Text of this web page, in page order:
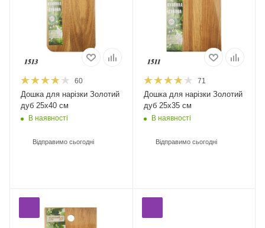
60
Дошка для нарізки Золотий
дуб 25х40 см
В наявності
Відправимо сьогодні
71
Дошка для нарізки Золотий
дуб 25х35 см
В наявності
Відправимо сьогодні